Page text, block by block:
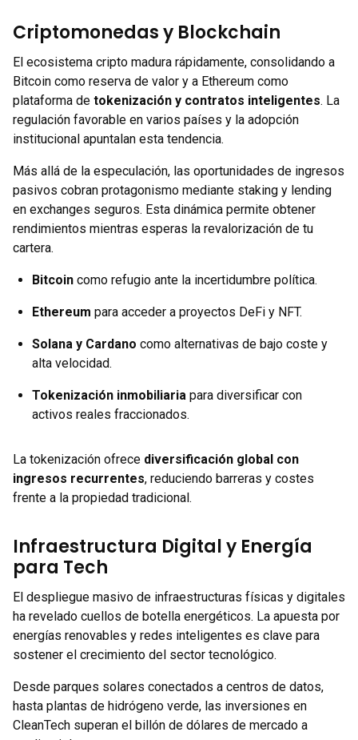
Criptomonedas y Blockchain
El ecosistema cripto madura rápidamente, consolidando a
Bitcoin como reserva de valor y a Ethereum como
plataforma de tokenización y contratos inteligentes. La
regulación favorable en varios países y la adopción
institucional apuntalan esta tendencia.
Más allá de la especulación, las oportunidades de ingresos
pasivos cobran protagonismo mediante staking y lending
en exchanges seguros. Esta dinámica permite obtener
rendimientos mientras esperas la revalorización de tu
cartera.
Bitcoin como refugio ante la incertidumbre política.
Ethereum para acceder a proyectos DeFi y NFT.
Solana y Cardano como alternativas de bajo coste y
alta velocidad.
Tokenización inmobiliaria para diversificar con
activos reales fraccionados.
La tokenización ofrece diversificación global con
ingresos recurrentes, reduciendo barreras y costes
frente a la propiedad tradicional.
Infraestructura Digital y Energía
para Tech
El despliegue masivo de infraestructuras físicas y digitales
ha revelado cuellos de botella energéticos. La apuesta por
energías renovables y redes inteligentes es clave para
sostener el crecimiento del sector tecnológico.
Desde parques solares conectados a centros de datos,
hasta plantas de hidrógeno verde, las inversiones en
CleanTech superan el billón de dólares de mercado a